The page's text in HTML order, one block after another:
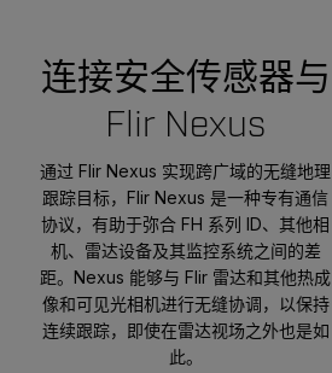
连接安全传感器与
Flir Nexus
通过 Flir Nexus 实现跨广域的无缝地理
跟踪目标，Flir Nexus 是一种专有通信
协议，有助于弥合 FH 系列 ID、其他相
机、雷达设备及其监控系统之间的差
距。Nexus 能够与 Flir 雷达和其他热成
像和可见光相机进行无缝协调，以保持
连续跟踪，即使在雷达视场之外也是如
此。